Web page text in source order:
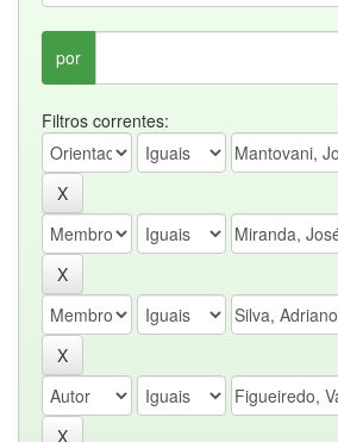
por
Filtros correntes: